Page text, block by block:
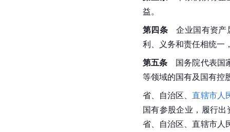
益。
第四条 企业国有资产
利、义务和责任相统一
第五条 国务院代表国
等领域的国有及国有控
省、自治区、直辖市人
国有参股企业，履行
省、自治区、直辖市人